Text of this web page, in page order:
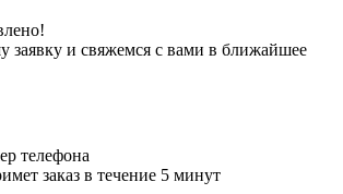
и свяжемся с вами в ближайшее
телефона
заказ в течение 5 минут